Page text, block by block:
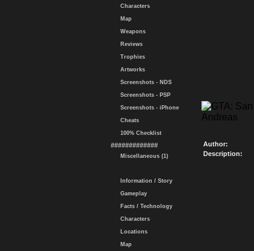
Characters
Map
Weapons
Reviews
Trophies
Artworks
Screenshots - NDS
Screenshots - PSP
Screenshots - iPhone
Cheats
100% Checklist
#############
Miscellaneous (1)
Information / Story
Gameplay
Facts / Technology
Characters
Locations
Map
Author:
Description: